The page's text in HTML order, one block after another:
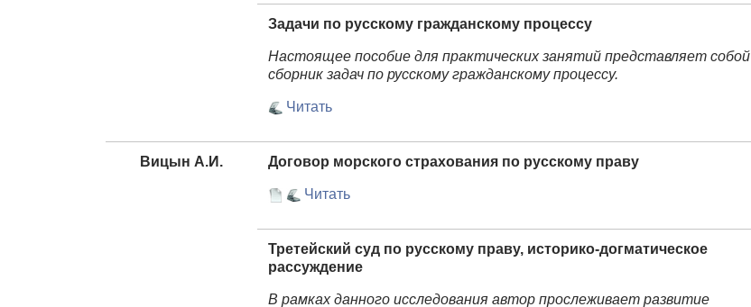
Задачи по русскому гражданскому процессу
Настоящее пособие для практических занятий представляет собой
сборник задач по русскому гражданскому процессу.
Читать
Вицын А.И. Договор морского страхования по русскому праву
Читать
Третейский суд по русскому праву, историко-догматическое
рассуждение
В рамках данного исследования автор прослеживает развитие